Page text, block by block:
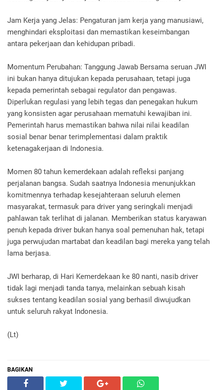
Jam Kerja yang Jelas: Pengaturan jam kerja yang manusiawi,
menghindari eksploitasi dan memastikan keseimbangan
antara pekerjaan dan kehidupan pribadi.
Momentum Perubahan: Tanggung Jawab Bersama seruan JWI
ini bukan hanya ditujukan kepada perusahaan, tetapi juga
kepada pemerintah sebagai regulator dan pengawas.
Diperlukan regulasi yang lebih tegas dan penegakan hukum
yang konsisten agar perusahaan mematuhi kewajiban ini.
Pemerintah harus memastikan bahwa nilai nilai keadilan
sosial benar benar terimplementasi dalam praktik
ketenagakerjaan di Indonesia.
Momen 80 tahun kemerdekaan adalah refleksi panjang
perjalanan bangsa. Sudah saatnya Indonesia menunjukkan
komitmennya terhadap kesejahteraan seluruh elemen
masyarakat, termasuk para driver yang seringkali menjadi
pahlawan tak terlihat di jalanan. Memberikan status karyawan
penuh kepada driver bukan hanya soal pemenuhan hak, tetapi
juga perwujudan martabat dan keadilan bagi mereka yang telah
lama berjasa.
JWI berharap, di Hari Kemerdekaan ke 80 nanti, nasib driver
tidak lagi menjadi tanda tanya, melainkan sebuah kisah
sukses tentang keadilan sosial yang berhasil diwujudkan
untuk seluruh rakyat Indonesia.
(Lt)
BAGIKAN